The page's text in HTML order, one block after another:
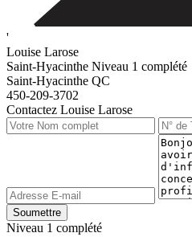
'
Louise Larose
Saint-Hyacinthe Niveau 1 complété
Saint-Hyacinthe QC
450-209-3702
Contactez Louise Larose
Niveau 1 complété